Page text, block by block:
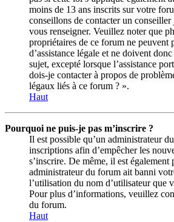
moins de 13 ans inscrits sur votre
conseillons de contacter un
vous renseigner. Veuillez noter que
propriétaires de ce forum ne peuvent
d’assistance légale et ne doivent
sujet, excepté lorsque l’assistance
dois-je contacter à propos de
légaux liés à ce forum ? ».
Haut
Pourquoi ne puis-je pas m’inscrire ?
Il est possible qu’un administrateur
inscriptions afin d’empêcher les
s’inscrire. De même, il est également
administrateur du forum ait banni
l’utilisation du nom d’utilisateur que
Pour plus d’informations, veuillez
du forum.
Haut